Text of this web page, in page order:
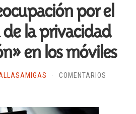
por el
la privacidad
en los móviles
·
COMENTARIOS